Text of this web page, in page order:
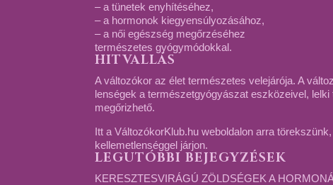
– a tünetek enyhítéséhez,
– a hormonok kiegyensúlyozásához,
– a női egészség megőrzéséhez
természetes gyógymódokkal.
HITVALLÁS
A változókor az élet természetes velejárója. A
lenségek a természetgyógyászat eszközeivel,
megőrizhető.
Itt a VáltozókorKlub.hu weboldalon arra
kellemetlenséggel járjon.
LEGUTÓBBI BEJEGYZÉSEK
KERESZTESVIRÁGÚ ZÖLDSÉGEK A